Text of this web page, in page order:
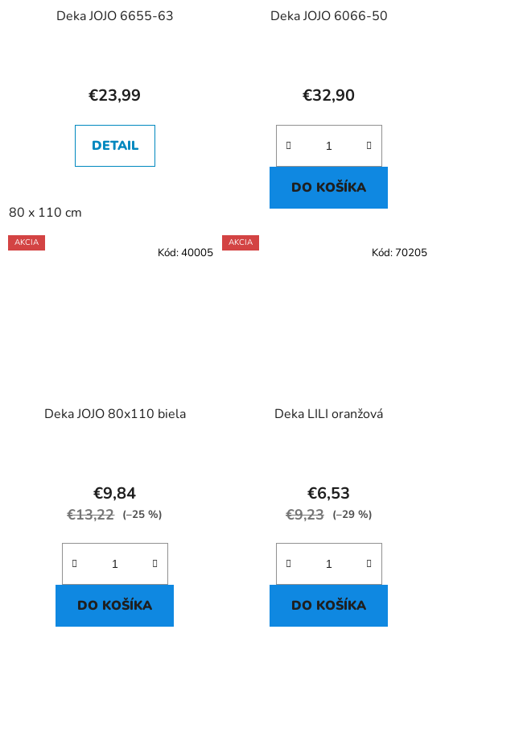
Deka JOJO 6655-63
€23,99
DETAIL
80 x 110 cm
Deka JOJO 6066-50
€32,90
DO KOŠÍKA
AKCIA
Deka JOJO 80x110 biela
€9,84
€13,22 (–25 %)
DO KOŠÍKA
Kód:40005
AKCIA
Deka LILI oranžová
€6,53
€9,23 (–29 %)
DO KOŠÍKA
Kód: 70205